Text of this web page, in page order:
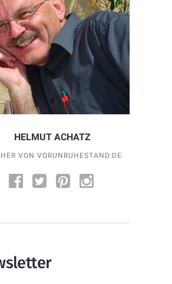
HELMUT ACHATZ
VON VORUNRUHESTAND.DE